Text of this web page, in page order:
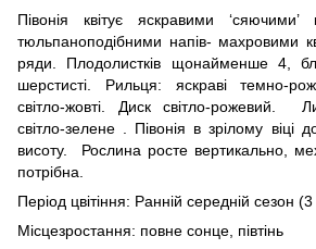
Півонія квітує яскравими ‘сяючими’
тюльпаноподібними напів- махровими
ряди. Плодолистків щонайменше 4,
шерстисті. Рильця: яскраві темно-
світло-жовті. Диск світло-рожевий.
світло-зелене . Півонія в зрілому віці
висоту. Рослина росте вертикально,
потрібна.
Період цвітіння: Ранній середній сезон
Місцезростання: повне сонце, півтінь